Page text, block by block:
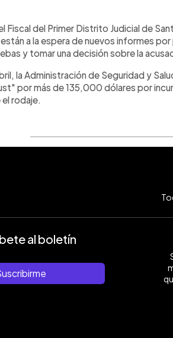
Fiscal del Primer Distrito Judicial de
a la espera de nuevos informes
y tomar una decisión sobre la
la Administración de Seguridad y
por más de 135,000 dólares por
rodaje.
al boletín